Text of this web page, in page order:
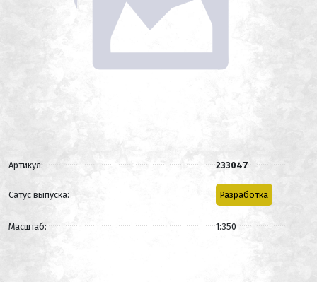
Артикул: 233047
Сатус выпуска: Разработка
Масштаб: 1:350